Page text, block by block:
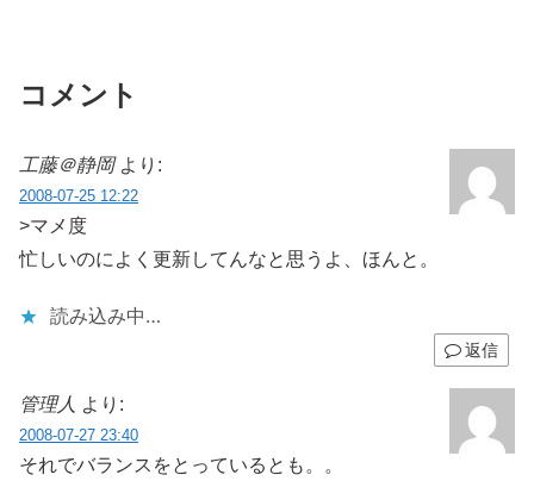
コメント
工藤＠静岡 より:
2008-07-25 12:22
>マメ度
忙しいのによく更新してんなと思うよ、ほんと。
読み込み中…
返信
管理人 より:
2008-07-27 23:40
それでバランスをとっているとも。。